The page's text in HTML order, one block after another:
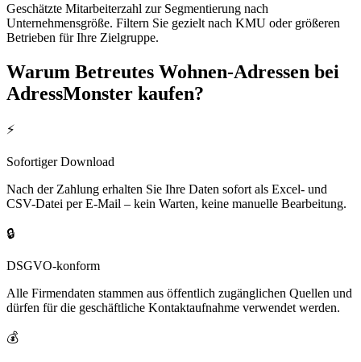
Geschätzte Mitarbeiterzahl zur Segmentierung nach
Unternehmensgröße. Filtern Sie gezielt nach KMU oder größeren
Betrieben für Ihre Zielgruppe.
Warum Betreutes Wohnen-Adressen bei
AdressMonster kaufen?
⚡
Sofortiger Download
Nach der Zahlung erhalten Sie Ihre Daten sofort als Excel- und
CSV-Datei per E-Mail – kein Warten, keine manuelle Bearbeitung.
🔒
DSGVO-konform
Alle Firmendaten stammen aus öffentlich zugänglichen Quellen und
dürfen für die geschäftliche Kontaktaufnahme verwendet werden.
💰